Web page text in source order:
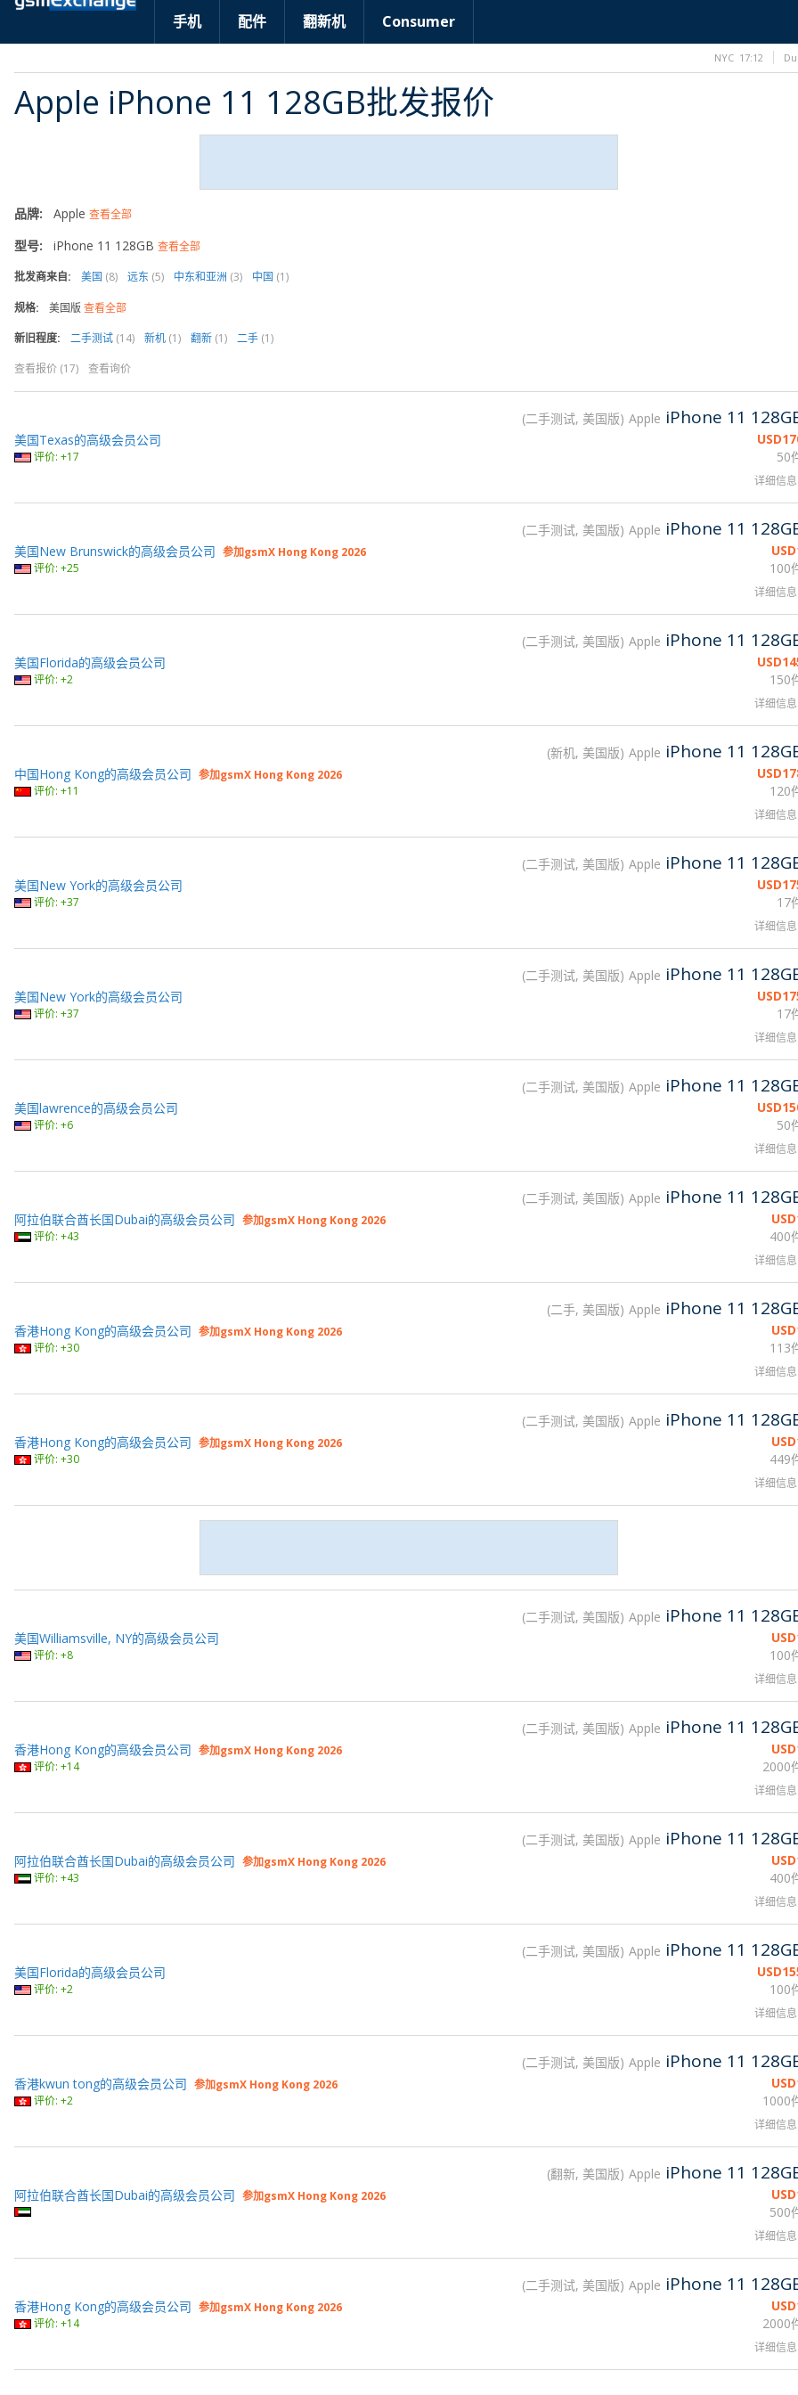
手机 配件 翻新机 Consumer
Apple iPhone 11 128GB批发报价
品牌: Apple 查看全部
型号: iPhone 11 128GB 查看全部
批发商来自:
美国 (8) 远东 (5) 中东和亚洲 (3) 中国 (1)
规格: 美国版 查看全部
新旧程度:
二手测试 (14) 新机 (1) 翻新 (1) 二手 (1)
查看报价 (17)
查看询价
二手测试, 美国版 Apple iPhone 11
USD
50
美国Texas的高级会员公司
评价: +17
详细信息
二手测试, 美国版 Apple iPhone 11
USD
100
美国New Brunswick的高级会员公司 参加gsmX Hong Kong 2026
评价: +25
详细信息
二手测试, 美国版 Apple iPhone 11
USD
150
美国Florida的高级会员公司
评价: +2
详细信息
新机, 美国版 Apple iPhone 11
USD
120
中国Hong Kong的高级会员公司 参加gsmX Hong Kong 2026
评价: +11
详细信息
二手测试, 美国版 Apple iPhone 11
USD
17
美国New York的高级会员公司
评价: +37
详细信息
二手测试, 美国版 Apple iPhone 11
USD
17
美国New York的高级会员公司
评价: +37
详细信息
二手测试, 美国版 Apple iPhone 11
USD
50
美国lawrence的高级会员公司
评价: +6
详细信息
二手测试, 美国版 Apple iPhone 11
USD
400
阿拉伯联合酋长国Dubai的高级会员公司 参加gsmX Hong Kong 2026
评价: +43
详细信息
二手, 美国版 Apple iPhone 11
USD
113
香港Hong Kong的高级会员公司 参加gsmX Hong Kong 2026
评价: +30
详细信息
二手测试, 美国版 Apple iPhone 11
USD
449
香港Hong Kong的高级会员公司 参加gsmX Hong Kong 2026
评价: +30
详细信息
二手测试, 美国版 Apple iPhone 11
USD
100
美国Williamsville, NY的高级会员公司
评价: +8
详细信息
二手测试, 美国版 Apple iPhone 11
USD
2000
香港Hong Kong的高级会员公司 参加gsmX Hong Kong 2026
评价: +14
详细信息
二手测试, 美国版 Apple iPhone 11
USD
400
阿拉伯联合酋长国Dubai的高级会员公司 参加gsmX Hong Kong 2026
评价: +43
详细信息
二手测试, 美国版 Apple iPhone 11
USD
100
美国Florida的高级会员公司
评价: +2
详细信息
二手测试, 美国版 Apple iPhone 11
USD
1000
香港kwun tong的高级会员公司 参加gsmX Hong Kong 2026
评价: +2
详细信息
翻新, 美国版 Apple iPhone 11
USD
500
阿拉伯联合酋长国Dubai的高级会员公司 参加gsmX Hong Kong 2026
详细信息
二手测试, 美国版 Apple iPhone 11
USD
2000
香港Hong Kong的高级会员公司 参加gsmX Hong Kong 2026
评价: +14
详细信息
NYC 17:12